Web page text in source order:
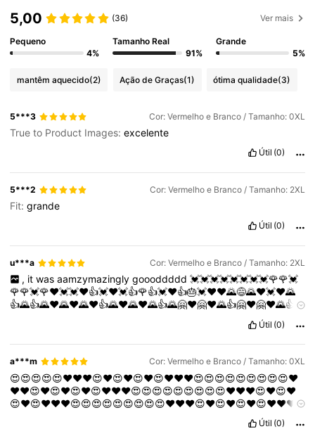
5,00 (36) Ver mais
Pequeno
4%
Tamanho Real
91%
Grande
5%
mantêm aquecido(2) Ação de Graças(1) ótima qualidade(3)
5***3 Cor: Vermelho e Branco / Tamanho: 0XL
True to Product Images:excelente
Útil (0)
5***2 Cor: Vermelho e Branco / Tamanho: 2XL
Fit:grande
Útil (0)
u***a Cor: Vermelho e Branco / Tamanho: 2XL
, it was aamzymazingly goooddddd 💓💓💓💓💓💓💓💓🌹🌹💓
🌹🌹💓🌹❤️💓💓❤️👍💓❤️💓👍🌹👍💓❤️👍🎂💓❤️❤️🌄😅🌄❤️💓❤️🌄
👍🌄👍🌄❤️🌄❤️🌄❤️👍🌄❤️🌄❤️🌄👍🌄🤗❤️🤗❤️🌄👍🤗❤️🤗❤️🌄👍
❤️🤗❤️🤗👍🤗❤️🤗👍🌄❤️😍❤️🌄👍🤗❤️🌄❤️👍🌄❤️🤗👍🤗🤗❤️🤗❤️
🤗❤️❤️🤗🤗❤️🤗👍👍🤗❤️🤗❤️🤗❤️🤗👍🤗❤️🤗👍🤗👍🤗❤️🤗🥰🤗🥰
🤗🥰🤗❤️🤗👍🤗❤️🤗🤗🥰🥰🤗❤️🤗❤️🤗🥰🧿🥰🧿❤️🤗👍🤗👍🤗❤️🤗
🥰🤗🥰🤗❤️🤗👍 TRUE SIZETRUE TO COLOR AND TRUE
TO
QUALITYPLEASE AMAZINGQUALITY
Útil (0)
a***m Cor: Vermelho e Branco / Tamanho: 0XL
😍😍😍😍😍❤️❤️❤️😍❤️😍❤️😍❤️😍❤️❤️❤️😍😍😍😍😍😍😍😍😍❤️
❤️❤️😍❤️😍❤️😍❤️😍❤️❤️❤️😍😍😍😍😍😍😍😍😍❤️❤️❤️😍❤️😍❤️
😍❤️😍❤️❤️❤️😍😍😍😍😍😍😍😍😍❤️❤️❤️😍❤️😍❤️😍❤️😍❤️❤️❤️
😍😍😍😍😍😍😍😍😍❤️❤️❤️😍❤️😍❤️😍❤️😍❤️❤️❤️😍😍😍😍
Útil (0)